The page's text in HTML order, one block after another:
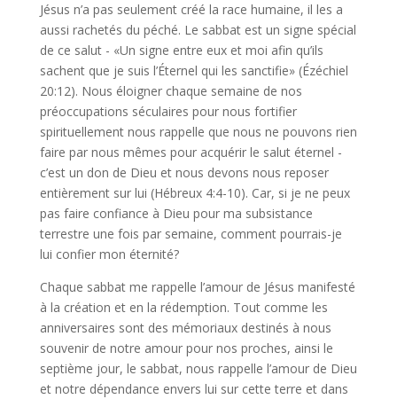
Jésus n’a pas seulement créé la race humaine, il les a
aussi rachetés du péché. Le sabbat est un signe spécial
de ce salut - «Un signe entre eux et moi afin qu’ils
sachent que je suis l’Éternel qui les sanctifie» (Ézéchiel
20:12). Nous éloigner chaque semaine de nos
préoccupations séculaires pour nous fortifier
spirituellement nous rappelle que nous ne pouvons rien
faire par nous mêmes pour acquérir le salut éternel -
c’est un don de Dieu et nous devons nous reposer
entièrement sur lui (Hébreux 4:4-10). Car, si je ne peux
pas faire confiance à Dieu pour ma subsistance
terrestre une fois par semaine, comment pourrais-je
lui confier mon éternité?
Chaque sabbat me rappelle l’amour de Jésus manifesté
à la création et en la rédemption. Tout comme les
anniversaires sont des mémoriaux destinés à nous
souvenir de notre amour pour nos proches, ainsi le
septième jour, le sabbat, nous rappelle l’amour de Dieu
et notre dépendance envers lui sur cette terre et dans